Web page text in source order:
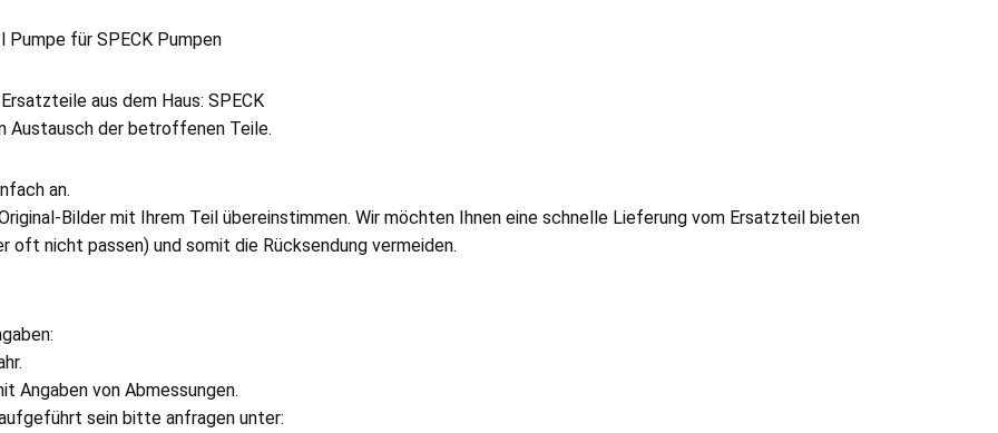
für SPECK Pumpen
aus dem Haus: SPECK
Austausch der betroffenen Teile.
an.
Bilder mit Ihrem Teil übereinstimmen. Wir möchten Ihnen eine schnelle Lieferung vom Ersatzteil bieten
oft nicht passen) und somit die Rücksendung vermeiden.
Angaben von Abmessungen.
sein bitte anfragen unter: